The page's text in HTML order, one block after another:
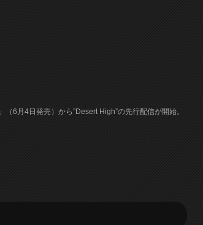
6月4日発売）から”Desert High”の先行配信が開始。